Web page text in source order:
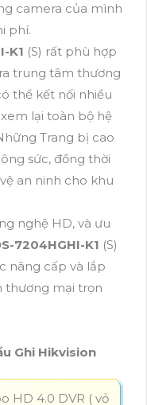
camera của mình
phí.
K1 (S) rất phù hợp
trung tâm thương
thể kết nối nhiều
lại toàn bộ hệ
Trang bị cao
sức, đồng thời
an ninh cho khu
nghệ HD, và ưu
7204HGHI-K1 (S)
nâng cấp và lắp
thương mại trọn
Ghi Hikvision
HD 4.0 DVR ( vỏ